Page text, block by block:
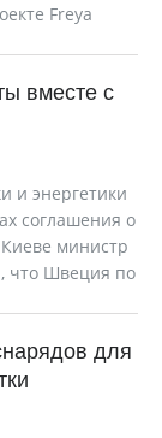
Freya
вместе с
и энергетики
соглашения о
министр
что Швеция по
для